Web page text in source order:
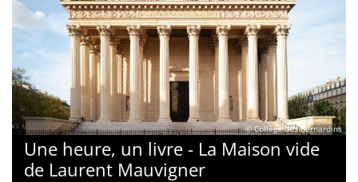
© Collège des Bernardins
Une heure, un livre - La Maison vide
de Laurent Mauvigner